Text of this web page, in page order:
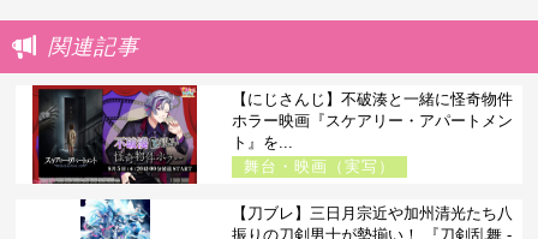
関連記事
【にじさんじ】不破湊と一緒に怪奇物件
ホラー映画『スケアリー・アパートメン
ト』を...
舞台・映画（実写）
【刀ブレ】三日月宗近や加州清光たち八
振りの刀剣男士が勢揃い！ 『刀剣乱舞 -